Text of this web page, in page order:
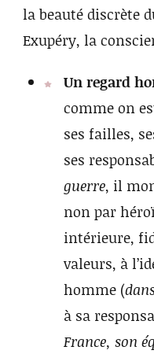
la beauté discrète
Exupéry, la
Un regard
comme on
ses failles,
ses
guerre, il
non par
intérieure,
valeurs, à
homme (
à sa
France, son